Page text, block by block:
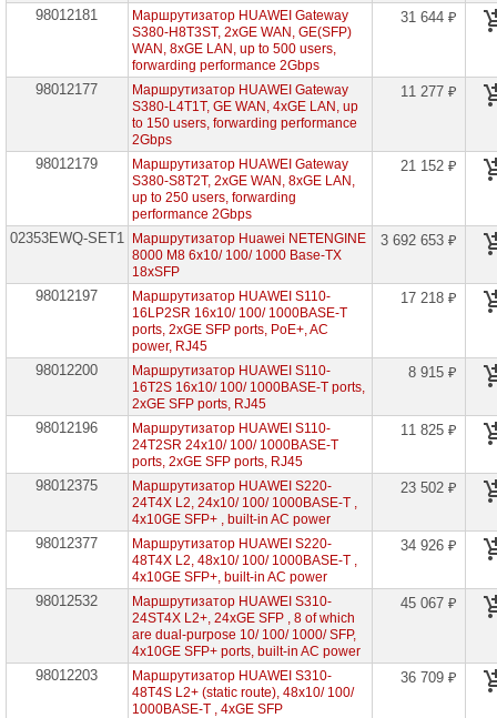
проекторов
Name
Name
Name
плоттеры
МФУ
Brand
Name
сетевое
Активное
Оборудование
IP-
телефонии
оборудование
Ubiquity
98012181
Маршрутизатор HUAWEI Gateway
S380-H8T3ST, 2xGE WAN, GE(SFP)
WAN, 8xGE LAN, up to 500 users,
forwarding performance 2Gbps
31 644 ₽
98012177
Маршрутизатор HUAWEI Gateway
S380-L4T1T, GE WAN, 4xGE LAN, up
to 150 users, forwarding performance
2Gbps
11 277 ₽
98012179
Маршрутизатор HUAWEI Gateway
S380-S8T2T, 2xGE WAN, 8xGE LAN,
up to 250 users, forwarding
performance 2Gbps
21 152 ₽
02353EWQ-SET1
Маршрутизатор Huawei NETENGINE
8000 M8 6x10/ 100/ 1000 Base-TX
18xSFP
3 692 653 ₽
98012197
Маршрутизатор HUAWEI S110-
16LP2SR 16x10/ 100/ 1000BASE-T
ports, 2xGE SFP ports, PoE+, AC
power, RJ45
17 218 ₽
98012200
Маршрутизатор HUAWEI S110-
16T2S 16x10/ 100/ 1000BASE-T ports,
2xGE SFP ports, RJ45
8 915 ₽
98012196
Маршрутизатор HUAWEI S110-
24T2SR 24x10/ 100/ 1000BASE-T
ports, 2xGE SFP ports, RJ45
11 825 ₽
98012375
Маршрутизатор HUAWEI S220-
24T4X L2, 24x10/ 100/ 1000BASE-T ,
4x10GE SFP+ , built-in AC power
23 502 ₽
98012377
Маршрутизатор HUAWEI S220-
48T4X L2, 48x10/ 100/ 1000BASE-T ,
4x10GE SFP+, built-in AC power
34 926 ₽
98012532
Маршрутизатор HUAWEI S310-
24ST4X L2+, 24xGE SFP , 8 of which
are dual-purpose 10/ 100/ 1000/ SFP,
4x10GE SFP+ ports, built-in AC power
45 067 ₽
98012203
Маршрутизатор HUAWEI S310-
48T4S L2+ (static route), 48x10/ 100/
1000BASE-T , 4xGE SFP
36 709 ₽